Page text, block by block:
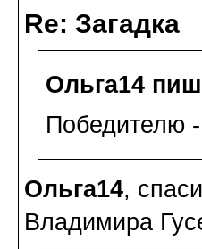
Re: Загадка
Ольга14
Победителю
Ольга14,
Владимира